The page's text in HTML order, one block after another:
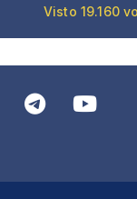
Visto 19.160